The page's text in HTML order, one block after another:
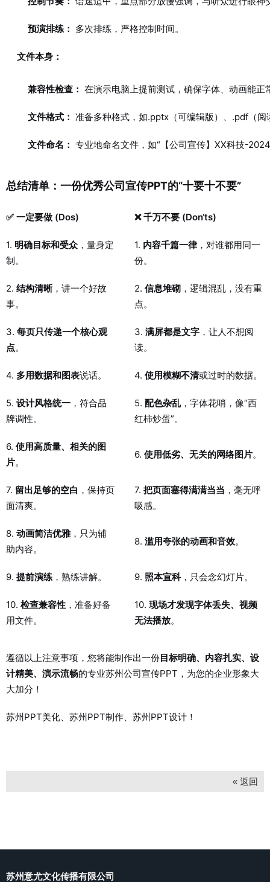
预演排练： 多次排练，严格控制时间。
文件本身：
兼容性检查： 在演示电脑上提前测试，确保字体、动画能
文件格式： 准备多种格式，如.pptx（可编辑版）、.pdf（阅
文件命名： 专业地命名文件，如“【公司宣传】XX科技-
总结清单：一份优秀公司宣传PPT的“十要十不要”
✅ 一定要做 (Dos) ❌ 千万不要 (Don‘ts)
1. 明确目标和受众，量身定
制。
1. 内容千篇一律，对谁都用同一
份。
2. 结构清晰，讲一个好故
事。
2. 信息堆砌 ，逻辑混乱，没有重
点。
3. 每页只传递一个核心观
点。
3. 满屏都是文字 ，让人不想阅
读。
4. 多用数据和图表说话。 4. 使用模糊不清或过时的数据。
5. 设计风格统一 ，符合品
牌调性。
5. 配色杂乱 ，字体花哨，像“西
红柿炒蛋”。
6. 使用高质量、相关的图
片。
6. 使用低劣、无关的网络图片。
7. 留出足够的空白 ，保持页
面清爽。
7. 把页面塞得满满当当 ，毫无呼
吸感。
8. 动画简洁优雅，只为辅
助内容。
8. 滥用夸张的动画和音效。
9. 提前演练 ，熟练讲解。 9. 照本宣科，只会念幻灯片。
10. 检查兼容性 ，准备好备
用文件。
10. 现场才发现字体丢失、视频
无法播放。
遵循以上注意事项，您将能制作出一份目标明确、内容扎实、设
计精美、演示流畅的专业苏州公司宣传PPT，为您的企业形象大
大加分！
苏州PPT美化、苏州PPT制作、苏州PPT设计！
« 返回
苏州意尤文化传播有限公司